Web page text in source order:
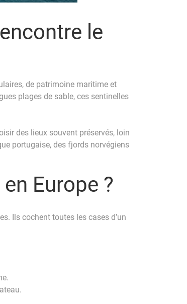
le
de patrimoine maritime et
plages de sable, ces sentinelles
des lieux souvent préservés, loin
portugaise, des fjords norvégiens
Europe ?
Ils cochent toutes les cases d’un